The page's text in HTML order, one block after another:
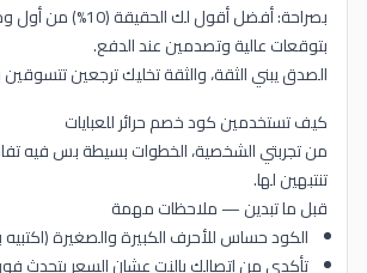
بصراحة: أفضل أقول لك
بتوقعات عالية وتصدمين عند الدفع.
الصدق يبني الثقة، والثقة تخليك ترجعين
كيف تستخدمين كود خصم حرائر للعبايات
من تجربتي الشخصية، الخطوات بسيطة بس فيه
تنتبهين لها.
قبل ما تبدين — ملاحظات مهمة
الكود حساس للأحرف الكبيرة والصغيرة
تأكدي من اتصالك بالنت عشان السعر يتحدث